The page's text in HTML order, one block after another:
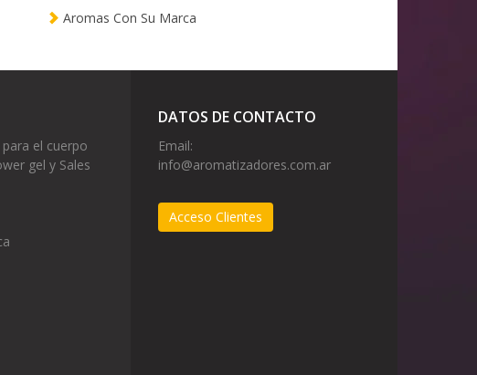
Aromas Con Su Marca
el cuerpo
gel y Sales
DATOS DE CONTACTO
Email:
info@aromatizadores.com.ar
Acceso Clientes